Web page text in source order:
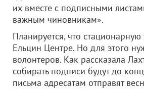
их вместе с подписными
важным чиновникам».
Планируется, что стационарную
Ельцин Центре. Но для этого
волонтеров. Как рассказала
собирать подписи будут до
письма адресатам отправят